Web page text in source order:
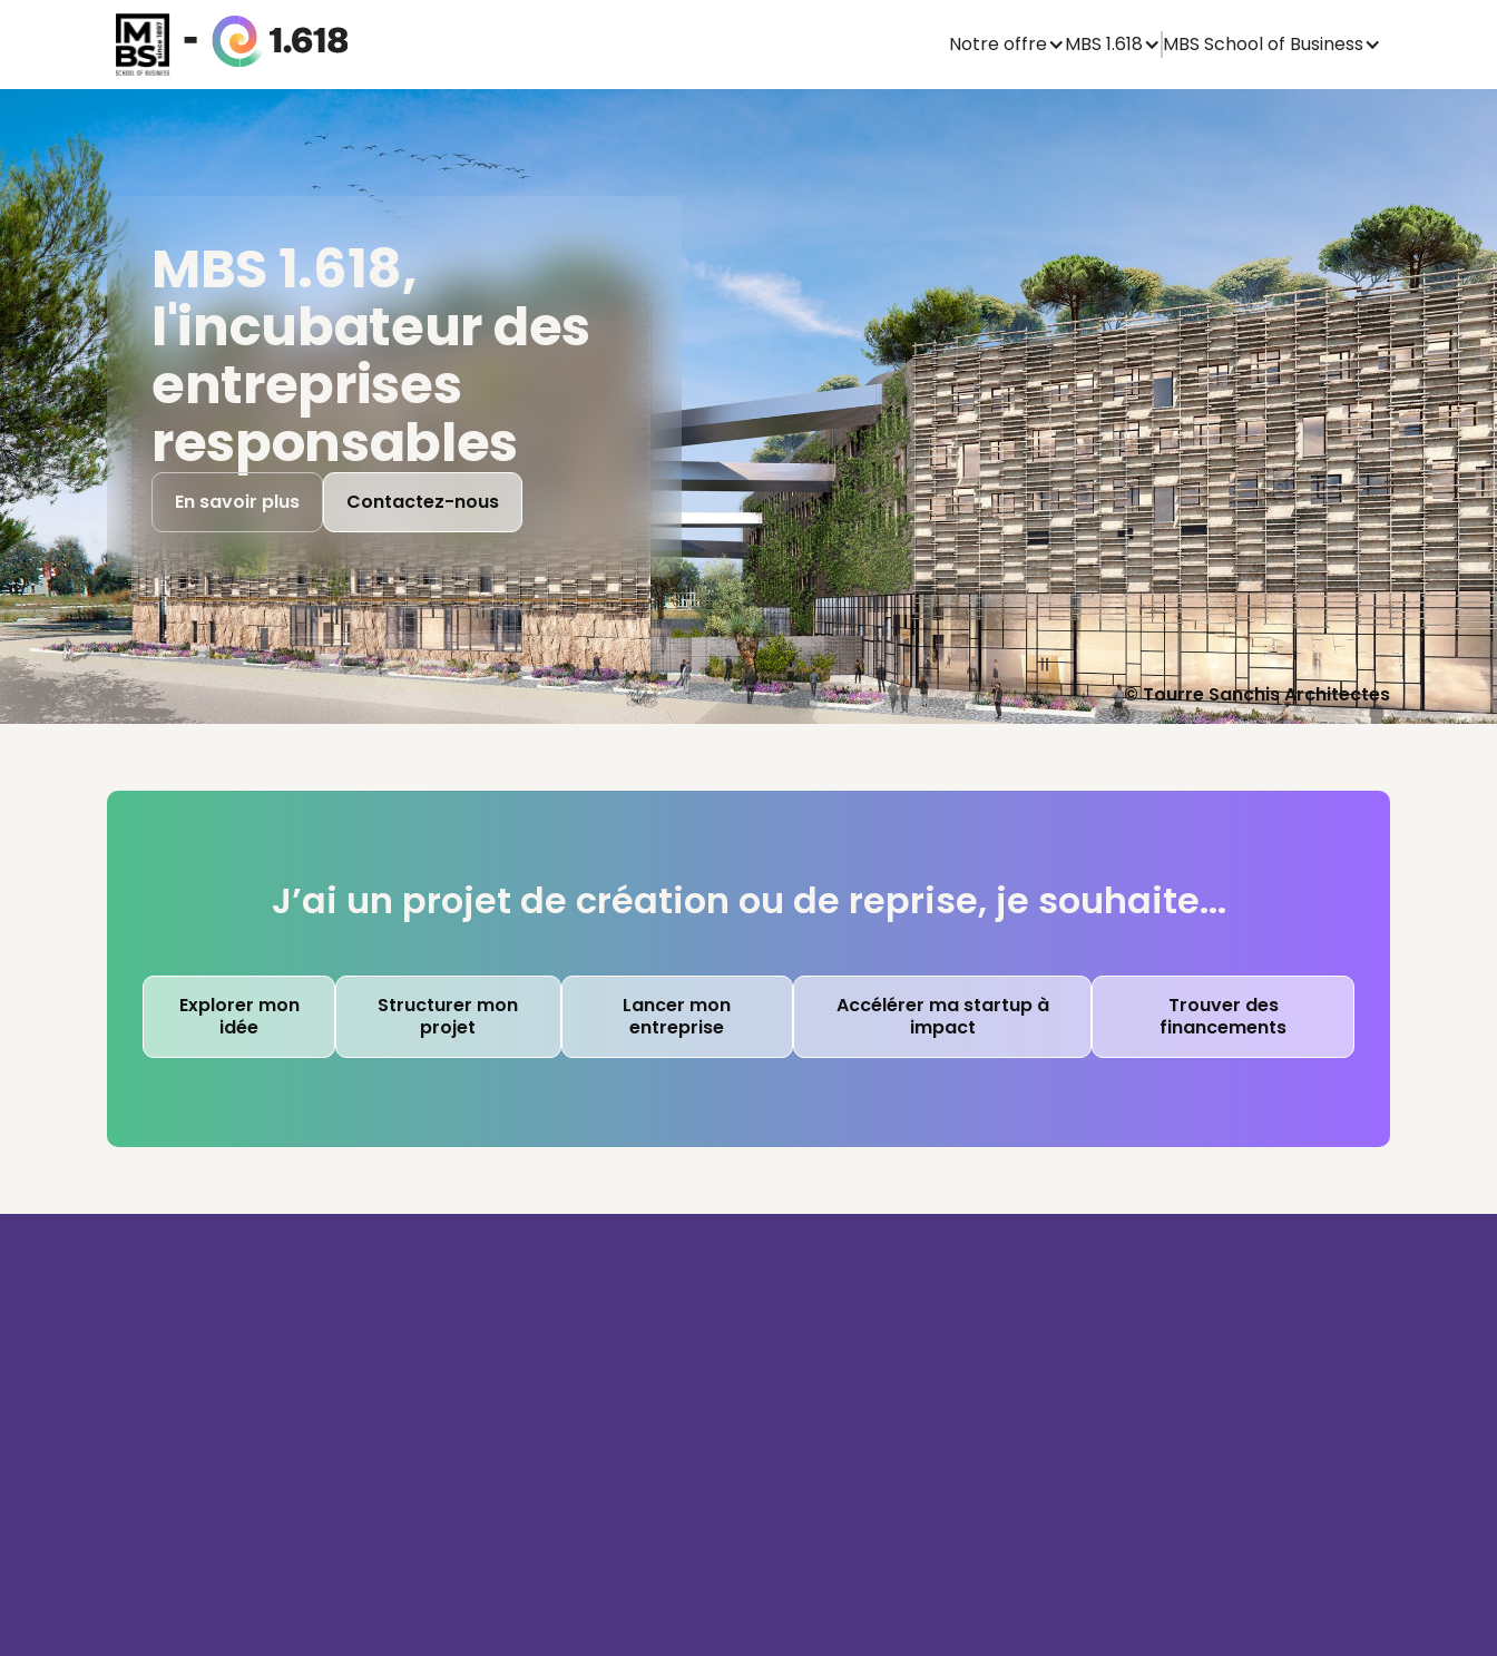
Notre offre MBS 1.618 MBS School of Business
MBS 1.618,
l'incubateur des
entreprises
responsables
En savoir plus Contactez-nous
© Tourre Sanchis Architectes
J’ai un projet de création ou de reprise, je souhaite...
Explorer mon
idée
Structurer mon
projet
Lancer mon
entreprise
Accélérer ma startup à
impact
Trouver des
financements